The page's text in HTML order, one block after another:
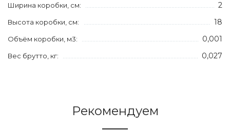
Ширина коробки, см: 2
Высота коробки, см: 18
Объём коробки, м3: 0,001
Вес брутто, кг: 0,027
Рекомендуем